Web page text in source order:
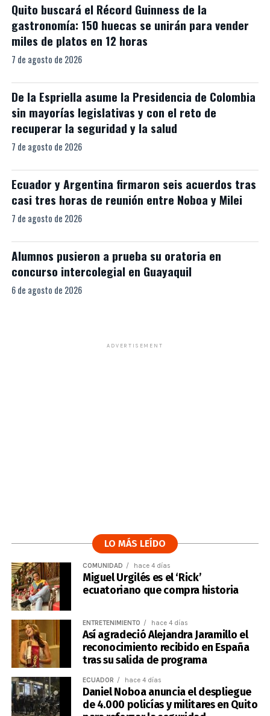
Quito buscará el Récord Guinness de la
gastronomía: 150 huecas se unirán para vender
miles de platos en 12 horas
7 de agosto de 2026
De la Espriella asume la Presidencia de Colombia
sin mayorías legislativas y con el reto de
recuperar la seguridad y la salud
7 de agosto de 2026
Ecuador y Argentina firmaron seis acuerdos tras
casi tres horas de reunión entre Noboa y Milei
7 de agosto de 2026
Alumnos pusieron a prueba su oratoria en
concurso intercolegial en Guayaquil
6 de agosto de 2026
ADVERTISEMENT
LO MÁS LEÍDO
COMUNIDAD hace 4 días
Miguel Urgilés es el ‘Rick’
ecuatoriano que compra historia
ENTRETENIMIENTO hace 4 días
Así agradeció Alejandra Jaramillo el
reconocimiento recibido en España
tras su salida de programa
ECUADOR hace 4 días
Daniel Noboa anuncia el despliegue
de 4.000 policías y militares en Quito